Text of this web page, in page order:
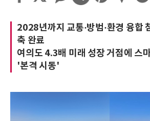
2028년까지 교통·방범·환경 융합
축 완료
여의도 4.3배 미래 성장 거점에 스
'본격 시동'